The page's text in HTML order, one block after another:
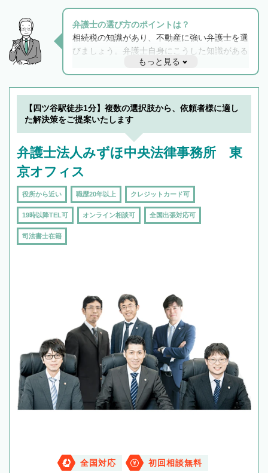
弁護士の選び方のポイントは？
相続税の知識があり、不動産に強い弁護士を選
びましょう。弁護士自身にこうした知識がある
と他士業との連携もスムーズに進み、トラブル
解決のみならず相続をトータルで任せることが
できます。また、相続は感情がからむ分野なの
でフィーリングも重要です。実際に電話や面談
で複数の弁護士と会話をしてウマが合う方に依
もっと見る
【四ツ谷駅徒歩1分】複数の選択肢から、依頼者様に適し
た解決策をご提案いたします
弁護士法人みずほ中央法律事務所 東
京オフィス
役所から近い 職歴20年以上 クレジットカード可
19時以降TEL可 オンライン相談可 全国出張対応可
司法書士在籍
全国対応 初回相談無料